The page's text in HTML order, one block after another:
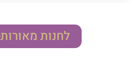
לחנות מאורות